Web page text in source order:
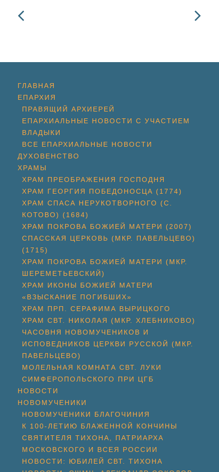
ГЛАВНАЯ
ЕПАРХИЯ
ПРАВЯЩИЙ АРХИЕРЕЙ
ЕПАРХИАЛЬНЫЕ НОВОСТИ С УЧАСТИЕМ
ВЛАДЫКИ
ВСЕ ЕПАРХИАЛЬНЫЕ НОВОСТИ
ДУХОВЕНСТВО
ХРАМЫ
ХРАМ ПРЕОБРАЖЕНИЯ ГОСПОДНЯ
ХРАМ ГЕОРГИЯ ПОБЕДОНОСЦА (1774)
ХРАМ СПАСА НЕРУКОТВОРНОГО (С.
КОТОВО) (1684)
ХРАМ ПОКРОВА БОЖИЕЙ МАТЕРИ (2007)
СПАССКАЯ ЦЕРКОВЬ (МКР. ПАВЕЛЬЦЕВО)
(1715)
ХРАМ ПОКРОВА БОЖИЕЙ МАТЕРИ (МКР.
ШЕРЕМЕТЬЕВСКИЙ)
ХРАМ ИКОНЫ БОЖИЕЙ МАТЕРИ
«ВЗЫСКАНИЕ ПОГИБШИХ»
ХРАМ ПРП. СЕРАФИМА ВЫРИЦКОГО
ХРАМ СВТ. НИКОЛАЯ (МКР. ХЛЕБНИКОВО)
ЧАСОВНЯ НОВОМУЧЕНИКОВ И
ИСПОВЕДНИКОВ ЦЕРКВИ РУССКОЙ (МКР.
ПАВЕЛЬЦЕВО)
МОЛЕЛЬНАЯ КОМНАТА СВТ. ЛУКИ
СИМФЕРОПОЛЬСКОГО ПРИ ЦГБ
НОВОСТИ
НОВОМУЧЕНИКИ
НОВОМУЧЕНИКИ БЛАГОЧИНИЯ
К 100-ЛЕТИЮ БЛАЖЕННОЙ КОНЧИНЫ
СВЯТИТЕЛЯ ТИХОНА, ПАТРИАРХА
МОСКОВСКОГО И ВСЕЯ РОССИИ
НОВОСТИ: ЮБИЛЕЙ СВТ. ТИХОНА